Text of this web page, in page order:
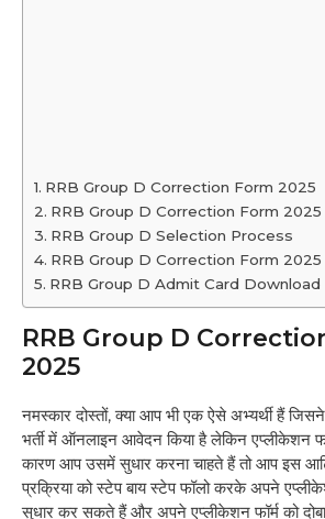
RRB Group D Correction Form 2025
RRB Group D Correction Form
RRB Group D Selection Process
RRB Group D Correction Form
RRB Group D Admit Card
RRB Group D
2025
नमस्कार दोस्तों, क्या आप भी एक ऐसे अभ्यर्थी हैं
भर्ती में ऑनलाइन आवेदन किया है लेकिन एप्लीकेशन
कारण आप उसमें सुधार करना चाहते हैं तो आप इस
प्रक्रिया को स्टेप बाय स्टेप फॉलो करके अपने
सुधार कर सकते हैं और अपने एप्लीकेशन फॉर्म को